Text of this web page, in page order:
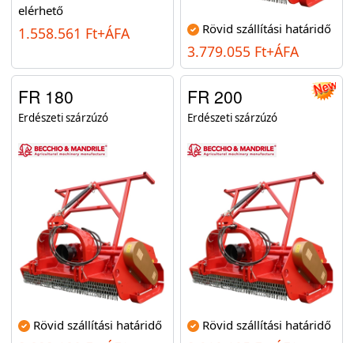
elérhető
1.558.561 Ft+ÁFA Rövid szállítási határidő
3.779.055 Ft+ÁFA
FR 180
Erdészeti szárzúzó
Rövid szállítási határidő
FR 200
Erdészeti szárzúzó
Rövid szállítási határidő